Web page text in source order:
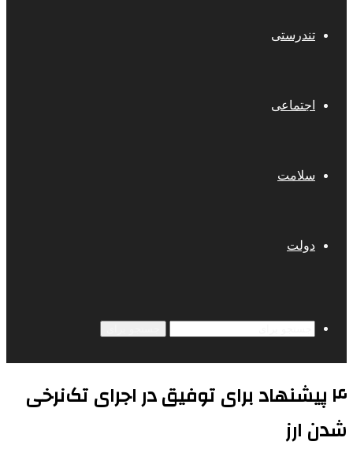
تندرستی
اجتماعی
سلامت
دولت
۴ پیشنهاد برای توفیق در اجرای تک‌نرخی
شدن ارز